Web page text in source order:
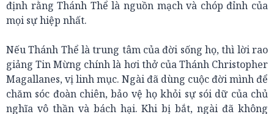
định rằng Thánh Thể là nguồn mạch và chóp đỉnh của
mọi sự hiệp nhất.
Nếu Thánh Thể là trung tâm của đời sống họ, thì lời rao
giảng Tin Mừng chính là hơi thở của Thánh Christopher
Magallanes, vị linh mục. Ngài đã dùng cuộc đời mình để
chăm sóc đoàn chiên, bảo vệ họ khỏi sự sói dữ của chủ
nghĩa vô thần và bách hại. Khi bị bắt, ngài đã không